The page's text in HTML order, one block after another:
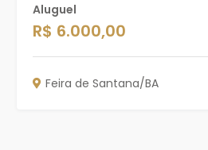
Aluguel
R$ 6.000,00
Feira de Santana/BA